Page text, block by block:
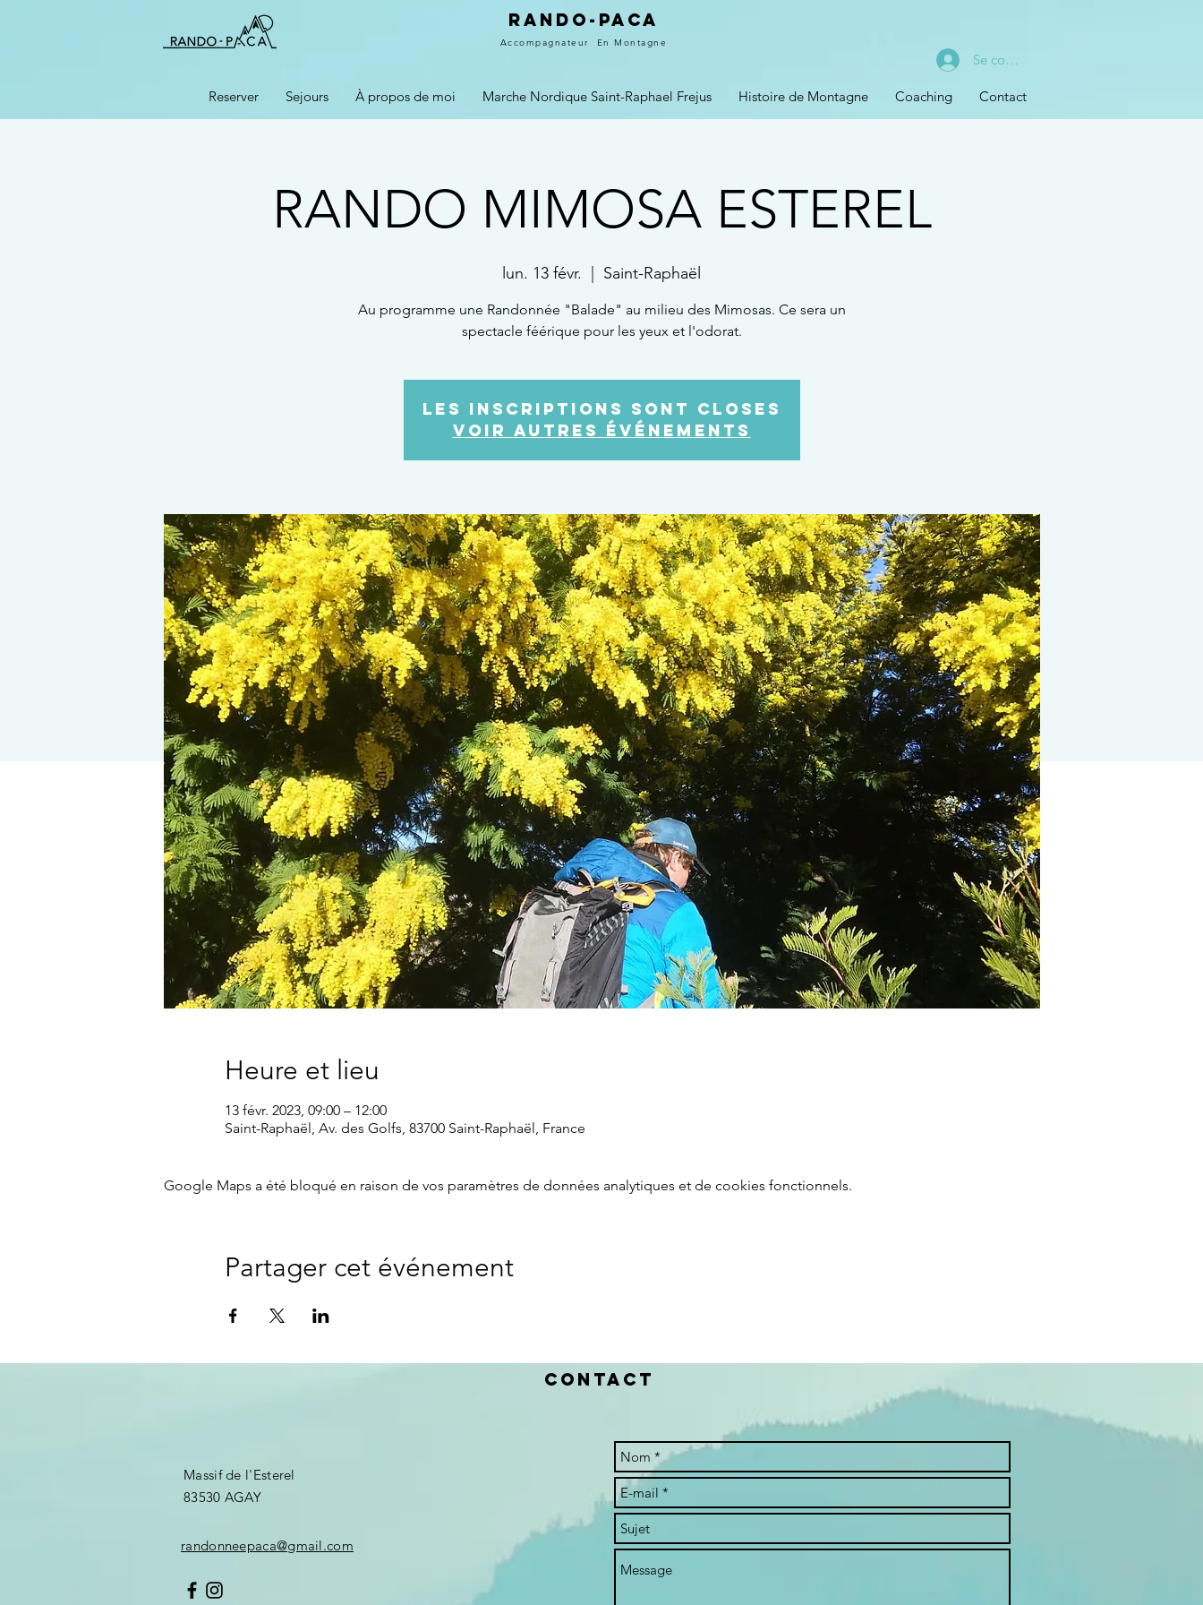
Rando-PACA
Accompagnateur En Montagne
Reserver Sejours À propos de moi Marche Nordique Saint-Raphael Frejus Histoire de Montagne Coaching Contact
Se connecter
RANDO MIMOSA ESTEREL
lun. 13 févr. Saint-Raphaël
Au programme une Randonnée "Balade" au milieu des Mimosas. Ce sera un
spectacle féérique pour les yeux et l'odorat.
Les inscriptions sont closes
Voir autres événements
Heure et lieu
13 févr. 2023, 09:00 – 12:00
Saint-Raphaël, Av. des Golfs, 83700 Saint-Raphaël, France
Google Maps a été bloqué en raison de vos paramètres de données analytiques et de cookies fonctionnels.
Partager cet événement
Contact
Massif de l'Esterel
83530 AGAY ​
randonneepaca@gmail.com